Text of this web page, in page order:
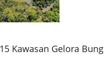
Kawasan Gelora Bung